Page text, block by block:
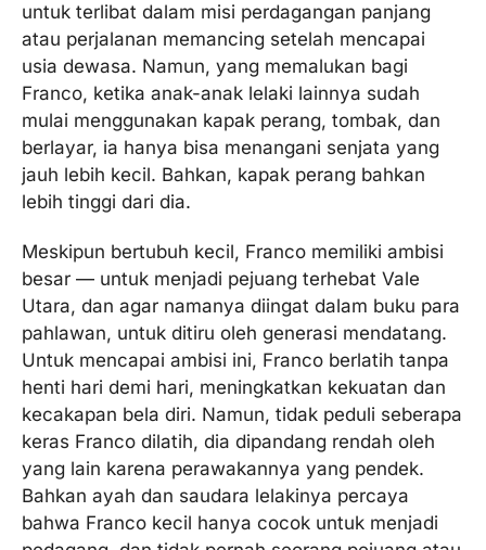
untuk terlibat dalam misi perdagangan panjang
atau perjalanan memancing setelah mencapai
usia dewasa. Namun, yang memalukan bagi
Franco, ketika anak-anak lelaki lainnya sudah
mulai menggunakan kapak perang, tombak, dan
berlayar, ia hanya bisa menangani senjata yang
jauh lebih kecil. Bahkan, kapak perang bahkan
lebih tinggi dari dia.
Meskipun bertubuh kecil, Franco memiliki ambisi
besar — untuk menjadi pejuang terhebat Vale
Utara, dan agar namanya diingat dalam buku para
pahlawan, untuk ditiru oleh generasi mendatang.
Untuk mencapai ambisi ini, Franco berlatih tanpa
henti hari demi hari, meningkatkan kekuatan dan
kecakapan bela diri. Namun, tidak peduli seberapa
keras Franco dilatih, dia dipandang rendah oleh
yang lain karena perawakannya yang pendek.
Bahkan ayah dan saudara lelakinya percaya
bahwa Franco kecil hanya cocok untuk menjadi